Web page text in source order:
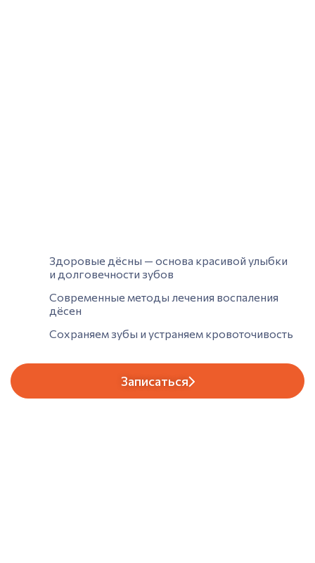
Здоровые дёсны — основа красивой улыбки
и долговечности зубов
Современные методы лечения воспаления
дёсен
Сохраняем зубы и устраняем кровоточивость
Записаться